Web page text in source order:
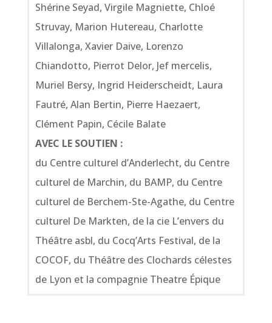
Shérine Seyad, Virgile Magniette, Chloé
Struvay, Marion Hutereau, Charlotte
Villalonga, Xavier Daive, Lorenzo
Chiandotto, Pierrot Delor, Jef mercelis,
Muriel Bersy, Ingrid Heiderscheidt, Laura
Fautré, Alan Bertin, Pierre Haezaert,
Clément Papin, Cécile Balate
AVEC LE SOUTIEN :
du Centre culturel d’Anderlecht, du Centre
culturel de Marchin, du BAMP, du Centre
culturel de Berchem-Ste-Agathe, du Centre
culturel De Markten, de la cie L’envers du
Théâtre asbl, du Cocq’Arts Festival, de la
COCOF, du Théâtre des Clochards célestes
de Lyon et la compagnie Theatre Épique